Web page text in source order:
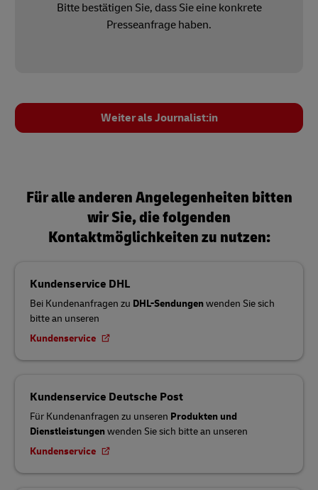
Bitte bestätigen Sie, dass Sie eine konkrete
Presseanfrage haben.
Weiter als Journalist:in
Für alle anderen Angelegenheiten bitten
wir Sie, die folgenden
Kontaktmöglichkeiten zu nutzen:
Kundenservice DHL
Bei Kundenanfragen zu DHL-Sendungenwenden Sie sich
bitte an unseren
Kundenservice
Kundenservice Deutsche Post
Für Kundenanfragen zu unseren Produkten und
Dienstleistungenwenden Sie sich bitte an unseren
Kundenservice